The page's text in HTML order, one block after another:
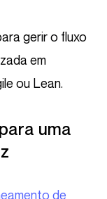
gerir o fluxo
em
ou Lean.
de